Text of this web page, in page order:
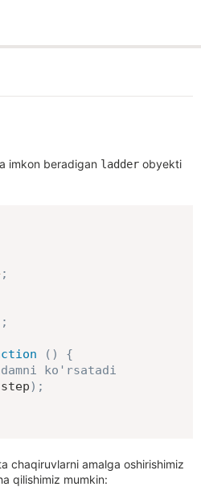
imkon beradigan ladder obyekti
;
;
( )
{
ko'rsatadi
step) ;
chaqiruvlarni amalga oshirishimiz
qilishimiz mumkin: